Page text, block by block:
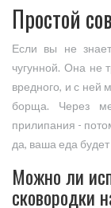
Простой
Если вы не
чугунной. Она не
вредного, и с ней
борща. Через
прилипания -
да, ваша еда
Можно ли
сковородки